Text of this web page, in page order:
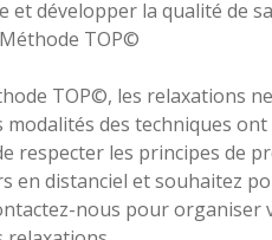
et développer la qualité de
TOP©
TOP©, les relaxations
modalités des techniques
respecter les principes de
en distanciel et souhaitez
nous pour organiser